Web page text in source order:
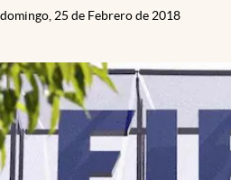
domingo, 25 de Febrero de 2018